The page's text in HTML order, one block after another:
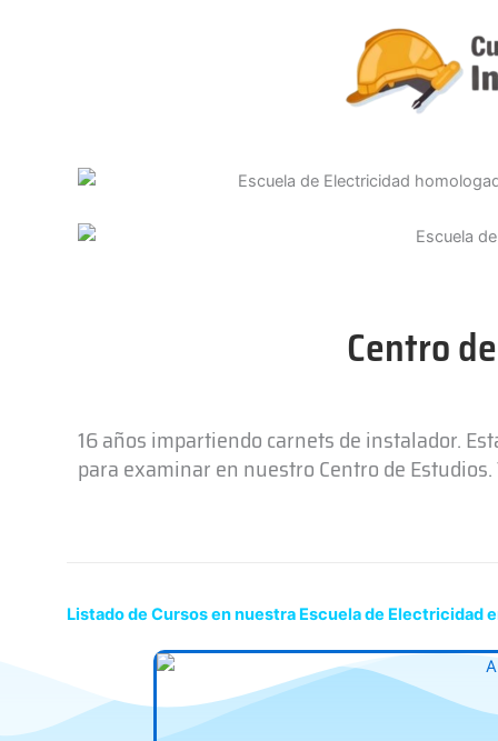
Centro
16 años impartiendo carnets de instalador.
para examinar en nuestro Centro de Estudios.
Listado de Cursos en nuestra Escuela de Electricidad